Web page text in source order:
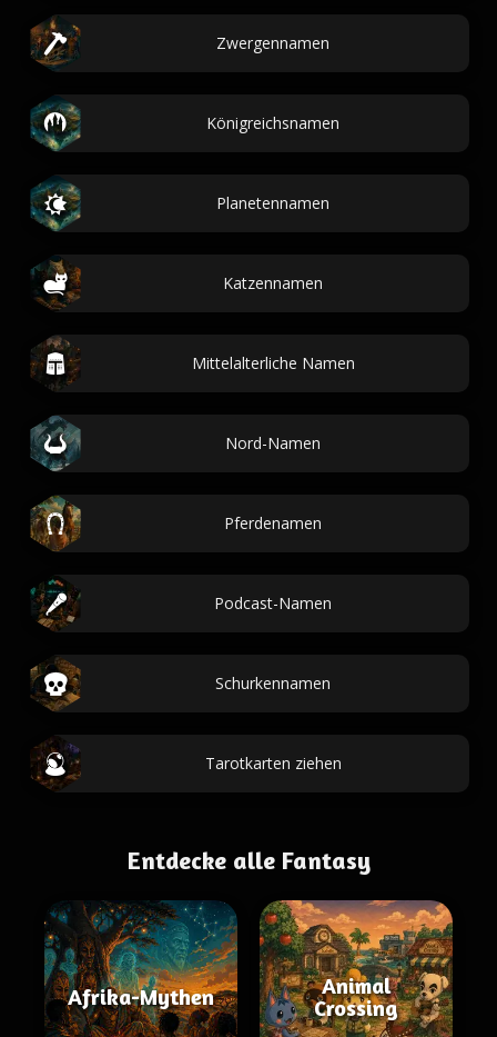
Zwergennamen
Königreichsnamen
Planetennamen
Katzennamen
Mittelalterliche Namen
Nord-Namen
Pferdenamen
Podcast-Namen
Schurkennamen
Tarotkarten ziehen
Entdecke alle Fantasy
Afrika-Mythen
Animal
Crossing